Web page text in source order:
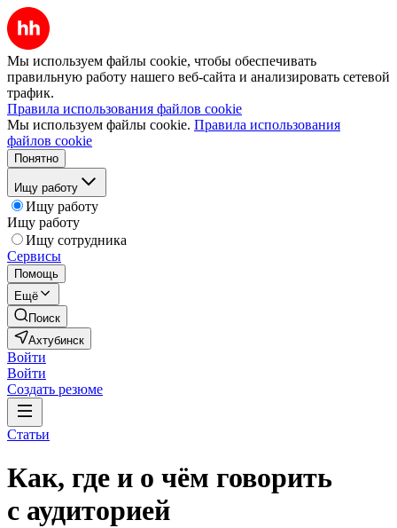
Мы используем файлы cookie, чтобы обеспечивать
правильную работу нашего веб-сайта и анализировать сетевой
трафик.
Правила использования файлов cookie
Мы используем файлы cookie. Правила использования
файлов cookie
Понятно
Ищу работу
Ищу работу
Ищу работу
Ищу сотрудника
Сервисы
Помощь
Ещё
Поиск
Ахтубинск
Войти
Войти
Создать резюме
Статьи
Как, где и о чём говорить
с аудиторией